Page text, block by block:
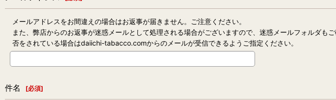
メールアドレスをお間違えの場合はお返事が届きません。ご注意ください。
また、弊店からのお返事が迷惑メールとして処理される場合がございますので、迷惑メールフォルダ
否をされている場合はdaiichi-tabacco.comからのメールが受信できるようご指定ください。
件名 [必須]